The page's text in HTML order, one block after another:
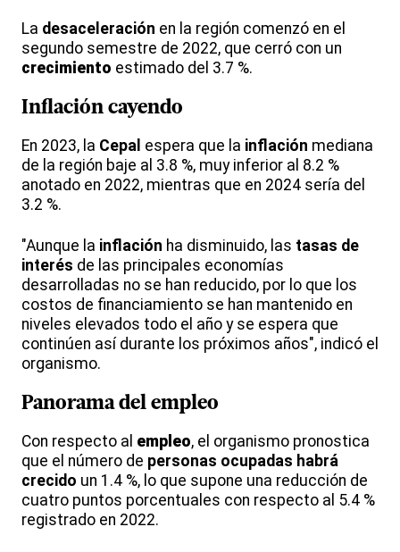
La desaceleración en la región comenzó en el
segundo semestre de 2022, que cerró con un
crecimiento estimado del 3.7 %.
Inflación cayendo
En 2023, la Cepal espera que la inflación mediana
de la región baje al 3.8 %, muy inferior al 8.2 %
anotado en 2022, mientras que en 2024 sería del
3.2 %.
"Aunque la inflación ha disminuido, las tasas de
interés de las principales economías
desarrolladas no se han reducido, por lo que los
costos de financiamiento se han mantenido en
niveles elevados todo el año y se espera que
continúen así durante los próximos años", indicó el
organismo.
Panorama del empleo
Con respecto al empleo, el organismo pronostica
que el número de personas ocupadas habrá
crecido un 1.4 %, lo que supone una reducción de
cuatro puntos porcentuales con respecto al 5.4 %
registrado en 2022.